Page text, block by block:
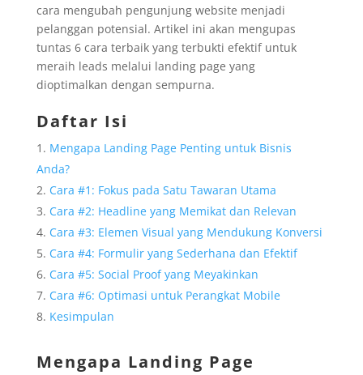
cara mengubah pengunjung website menjadi
pelanggan potensial. Artikel ini akan mengupas
tuntas 6 cara terbaik yang terbukti efektif untuk
meraih leads melalui landing page yang
dioptimalkan dengan sempurna.
Daftar Isi
Mengapa Landing Page Penting untuk Bisnis
Anda?
Cara #1: Fokus pada Satu Tawaran Utama
Cara #2: Headline yang Memikat dan Relevan
Cara #3: Elemen Visual yang Mendukung Konversi
Cara #4: Formulir yang Sederhana dan Efektif
Cara #5: Social Proof yang Meyakinkan
Cara #6: Optimasi untuk Perangkat Mobile
Kesimpulan
Mengapa Landing Page